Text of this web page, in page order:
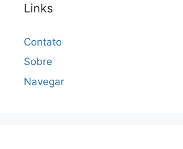
Links
Contato
Sobre
Navegar